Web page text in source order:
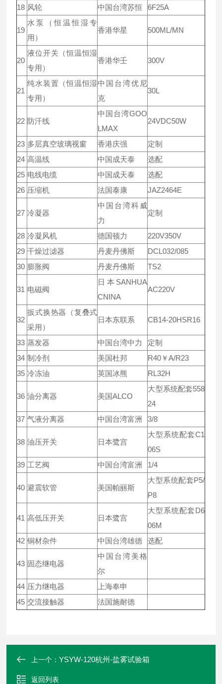
18 风轮 中国台湾苏恒 6F25A
19
水泵（恒温恒湿专
用）
香港华星 500ML/MN
20
液位开关（恒温恒湿
专用）
香港华壬 300V
21
纯水装置（恒温恒湿
专用）
中国台湾优尼
克
30L
22 防汗线
中国台湾GOO
LMAX
24VDC50W
23 多层真空玻璃视窗 香港庆强
定制
24 高温线 中国成天泰
选配
25 电线电缆 中国成天泰
选配
26 压缩机 法国泰康 JAZ2464E
27 冷凝器
中国台湾科威
力
定制
28 冷凝风机 德国顿力
220V350V
29 干燥过滤器 丹麦丹佛斯
DCL032/085
30 膨胀阀 丹麦丹佛斯 TS2
31 电磁阀
日本SANHUA
CNINA
AC220V
32
扳式换热器（复叠式
采用）
日本东联系 CB14-20HSR16
33 蒸发器 中国台湾中力
定制
34 制冷剂 美国杜邦
R40￥A/R23
35 冷冻油 英国冰熊 RL32H
36 油分离器 美国ALCO
大型系统配套558
24
37 气液分离器 中国台湾富洲 3/8
38 油压开关 日本鹭宫
大型系统配套C1
06S
39 工艺阀 中国台湾富洲 1/4
40 避震软管 美国帕丽斯
大型系统配套P5/
P8
41 高低压开关 日本鹭宫
大型系统配套D6
06M
42 铜材杂件 中国台湾雄德 选配
43 固态继电器
中国台湾美格
尔
44 压力继电器
上海奉申
45 交流接触器 法国施耐德
上一个：YSYW-120杭州-盐雾试验箱
返回列表